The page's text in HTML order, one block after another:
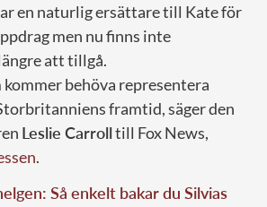
en naturlig ersättare till Kate för
men nu finns inte
att tillgå.
kommer behöva representera
framtid, säger den
Leslie Carrolltill Fox News,
.
Så enkelt bakar du Silvias